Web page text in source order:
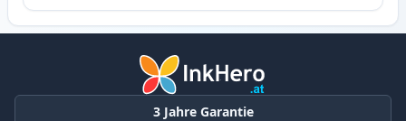
3 Jahre Garantie